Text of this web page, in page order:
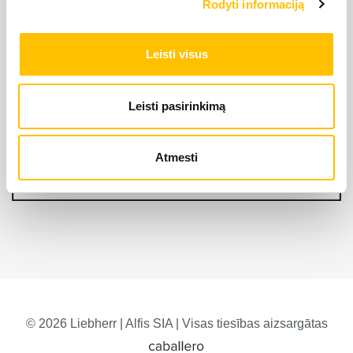
Rodyti informaciją
Leisti visus
Leisti pasirinkimą
Atmesti
© 2026 Liebherr | Alfis SIA | Visas tiesības aizsargātas